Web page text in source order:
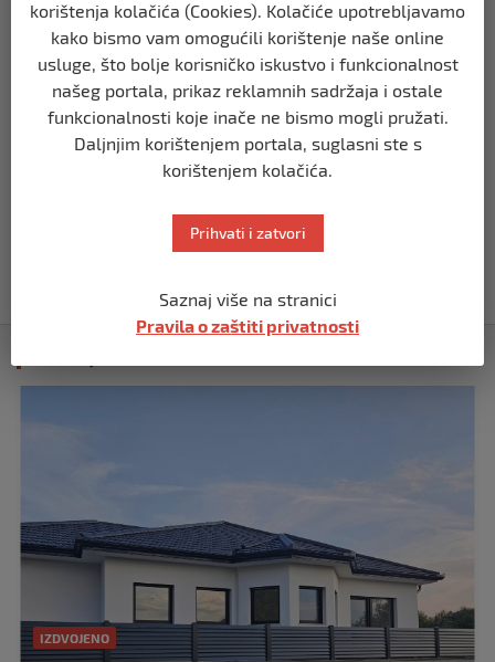
prije 3 mjeseca
BIH
Demantij Federalnog ministarstva
unutrašnjih poslova
prije 5 mjeseci
Akcija SIPA-e: Pretresaju se stambeni i
pomoćni objekti
IZDVOJENO
korištenja kolačića (Cookies). Kolačiće upotrebljavamo
kako bismo vam omogućili korištenje naše online
usluge, što bolje korisničko iskustvo i funkcionalnost
našeg portala, prikaz reklamnih sadržaja i ostale
funkcionalnosti koje inače ne bismo mogli pružati.
Daljnjim korištenjem portala, suglasni ste s
korištenjem kolačića.
Prihvati i zatvori
Saznaj više na stranici
Pravila o zaštiti privatnosti